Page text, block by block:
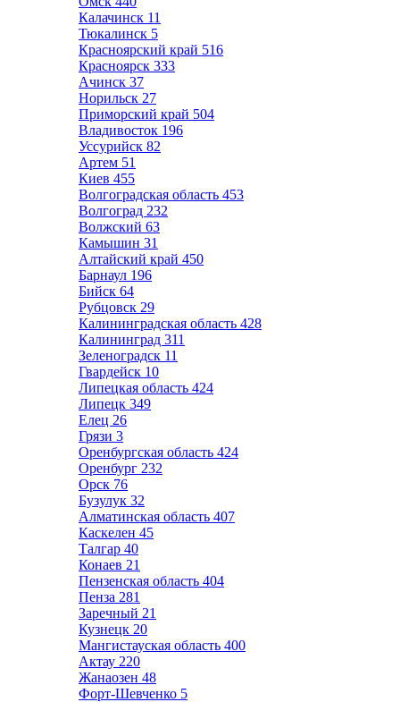
Калачинск 11
Тюкалинск 5
Красноярский край 516
Красноярск 333
Ачинск 37
Норильск 27
Приморский край 504
Владивосток 196
Уссурийск 82
Артем 51
Киев 455
Волгоградская область 453
Волгоград 232
Волжский 63
Камышин 31
Алтайский край 450
Барнаул 196
Бийск 64
Рубцовск 29
Калининградская область 428
Калининград 311
Зеленоградск 11
Гвардейск 10
Липецкая область 424
Липецк 349
Елец 26
Грязи 3
Оренбургская область 424
Оренбург 232
Орск 76
Бузулук 32
Алматинская область 407
Каскелен 45
Талгар 40
Конаев 21
Пензенская область 404
Пенза 281
Заречный 21
Кузнецк 20
Мангистауская область 400
Актау 220
Жанаозен 48
Форт-Шевченко 5